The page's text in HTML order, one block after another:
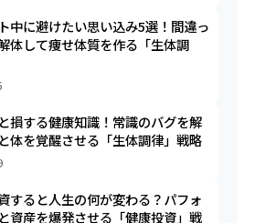
中に避けたい思い込み5選！間違っ
体して痩せ体質を作る「生体調
損する健康知識！常識のバグを解
体を覚醒させる「生体調律」戦略
すると人生の何が変わる？パフォ
資産を爆発させる「健康投資」戦